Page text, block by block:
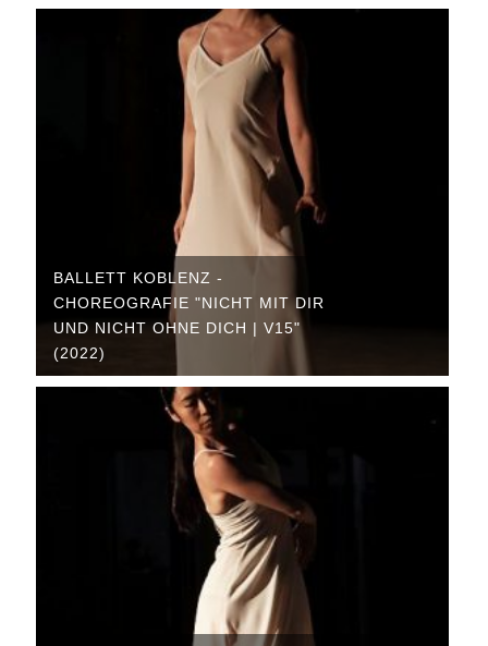
BALLETT KOBLENZ -
CHOREOGRAFIE "NICHT MIT DIR
UND NICHT OHNE DICH | V15"
(2022)